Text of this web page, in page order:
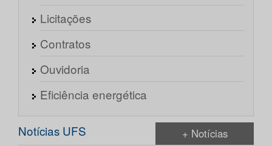
Licitações
Contratos
Ouvidoria
Eficiência energética
Notícias UFS + Notícias